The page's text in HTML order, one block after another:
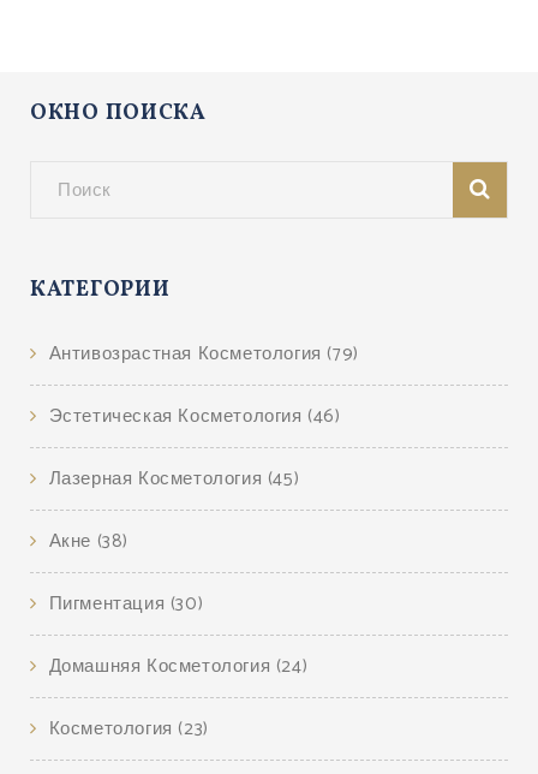
ОКНО ПОИСКА
КАТЕГОРИИ
Антивозрастная Косметология (79)
Эстетическая Косметология (46)
Лазерная Косметология (45)
Акне (38)
Пигментация (30)
Домашняя Косметология (24)
Косметология (23)